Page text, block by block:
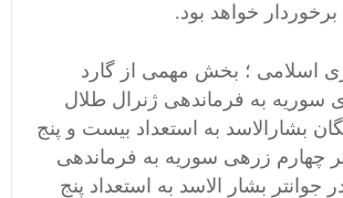
برخوردار خواهد بود.
اسلامی ؛ بخش مهمی از گارد
سوریه به فرماندهی ژنرال طلال
بشارالاسد به استعداد بیست و پنج
چهارم زرهی سوریه به فرماندهی
جوانتر بشار الاسد به استعداد پنج